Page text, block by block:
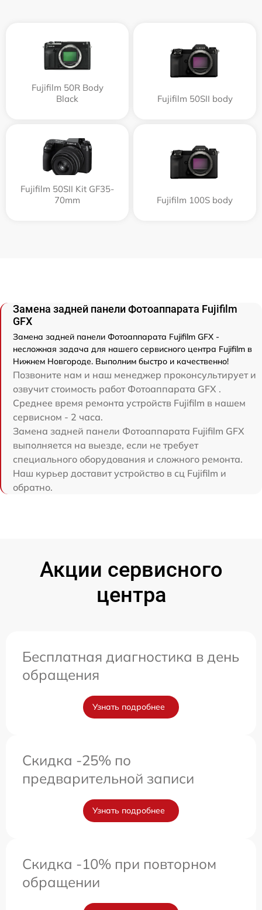
Fujifilm 50R Body
Black
Fujifilm 50SII body
Fujifilm 50SII Kit GF35-
70mm
Fujifilm 100S body
Замена задней панели Фотоаппарата Fujifilm
GFX
Замена задней панели Фотоаппарата Fujifilm GFX -
несложная задача для нашего сервисного центра Fujifilm в
Нижнем Новгороде. Выполним быстро и качественно!
Позвоните нам и наш менеджер проконсультирует и
озвучит стоимость работ Фотоаппарата GFX .
Среднее время ремонта устройств Fujifilm в нашем
сервисном - 2 часа.
Замена задней панели Фотоаппарата Fujifilm GFX
выполняется на выезде, если не требует
специального оборудования и сложного ремонта.
Наш курьер доставит устройство в сц Fujifilm и
обратно.
Акции сервисного
центра
Бесплатная диагностика в день
обращения
Узнать подробнее
Скидка -25% по
предварительной записи
Узнать подробнее
Скидка -10% при повторном
обращении